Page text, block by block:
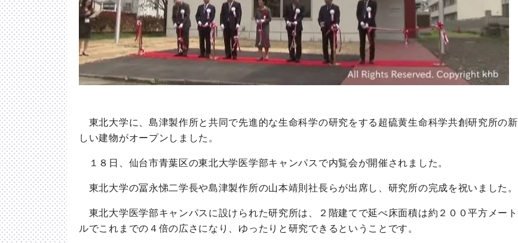
東北大学に、島津製作所と共同で先進的な生命科学の研究をする超硫黄生命科学共創研究所の新
しい建物がオープンしました。
１８日、仙台市青葉区の東北大学医学部キャンパスで内覧会が開催されました。
東北大学の冨永悌二学長や島津製作所の山本靖則社長らが出席し、研究所の完成を祝いました。
東北大学医学部キャンパスに設けられた研究所は、２階建てで延べ床面積は約２００平方メート
ルでこれまでの４倍の広さになり、ゆったりと研究できるということです。